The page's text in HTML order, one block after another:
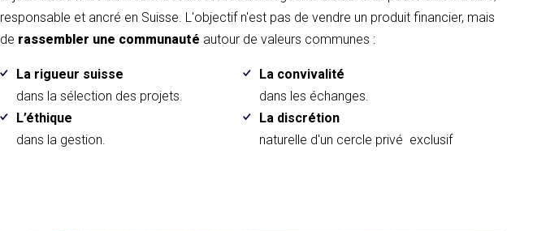
responsable et ancré en Suisse. L'objectif n'est pas de vendre un produit financier, mais
de rassembler une communauté autour de valeurs communes :
La rigueur suisse
dans la sélection des projets.
La convivalité
dans les échanges.
L’éthique
dans la gestion.
La discrétion
naturelle d'un cercle privé exclusif